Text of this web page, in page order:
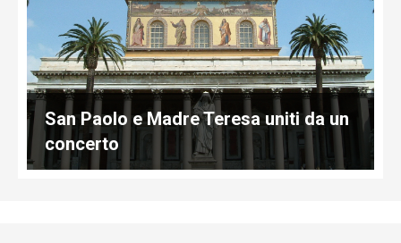
San Paolo e Madre Teresa uniti da un
concerto